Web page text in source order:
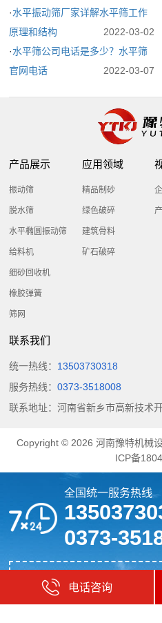
·水平振动筛厂家详解水平筛工作
原理和结构
2022-03-02
·水平筛公司电话是多少？水平筛
官网电话
2022-03-07
产品展示
振动筛
脱水筛
水平椭圆振动筛
给料机
细砂回收机
橡胶弹簧
筛网
应用领域
精品制砂
绿色破碎
建筑骨料
矿石破碎
联系我们
统一热线： 13503730318
服务热线：0373-3518008
联系地址：河南省新乡市高新技术
Copyright © 2026 河南豫特机械
ICP备
全国统一服务热线
0373-
成套砂石设备解决方案专家
国内专业生圆振筛,水平筛,脱
电话咨询